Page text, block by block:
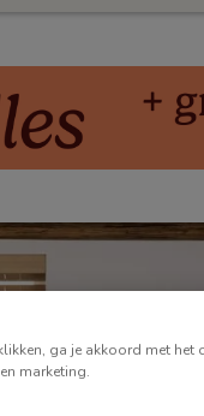
ga je akkoord met
marketing.